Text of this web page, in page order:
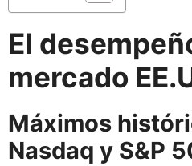
El
mercado
Máximos
Nasdaq y S&P